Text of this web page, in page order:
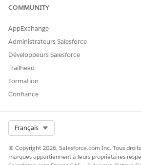
COMMUNITY
AppExchange
Administrateurs Salesforce
Développeurs Salesforce
Trailhead
Formation
Confiance
Français
© Copyright 2026, Salesforce.com Inc. Tous
marques appartiennent à leurs propriétaires